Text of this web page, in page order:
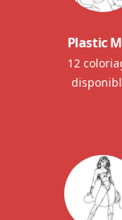
Plastic
12